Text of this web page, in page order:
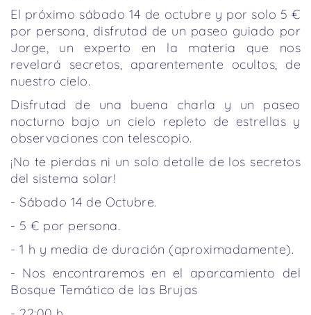
El próximo sábado 14 de octubre y por solo 5 €
por persona, disfrutad de un paseo guiado por
Jorge, un experto en la materia que nos
revelará secretos, aparentemente ocultos, de
nuestro cielo.
Disfrutad de una buena charla y un paseo
nocturno bajo un cielo repleto de estrellas y
observaciones con telescopio.
¡No te pierdas ni un solo detalle de los secretos
del sistema solar!
- Sábado 14 de Octubre.
- 5 € por persona.
- 1 h y media de duración (aproximadamente).
- Nos encontraremos en el aparcamiento del
Bosque Temático de las Brujas